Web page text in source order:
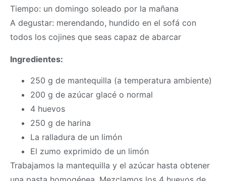
Tiempo: un domingo soleado por la mañana
A degustar: merendando, hundido en el sofá con
todos los cojines que seas capaz de abarcar
Ingredientes:
250 g de mantequilla (a temperatura ambiente)
200 g de azúcar glacé o normal
4 huevos
250 g de harina
La ralladura de un limón
El zumo exprimido de un limón
Trabajamos la mantequilla y el azúcar hasta obtener